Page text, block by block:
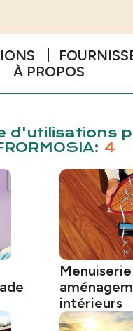
À PROPOS
d'utilisations
4
intérieurs